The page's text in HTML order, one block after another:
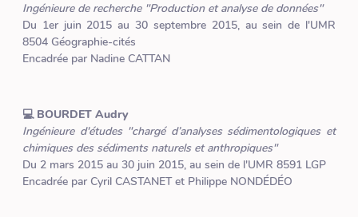
Ingénieure de recherche "Production et analyse de données"
Du 1er juin 2015 au 30 septembre 2015, au sein de l'UMR
8504 Géographie-cités
Encadrée par Nadine CATTAN
💻 BOURDET Audry
Ingénieure d'études "chargé d’analyses sédimentologiques et
chimiques des sédiments naturels et anthropiques"
Du 2 mars 2015 au 30 juin 2015, au sein de l'UMR 8591 LGP
Encadrée par Cyril CASTANET et Philippe NONDÉDÉO